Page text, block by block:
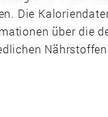
Die
über die